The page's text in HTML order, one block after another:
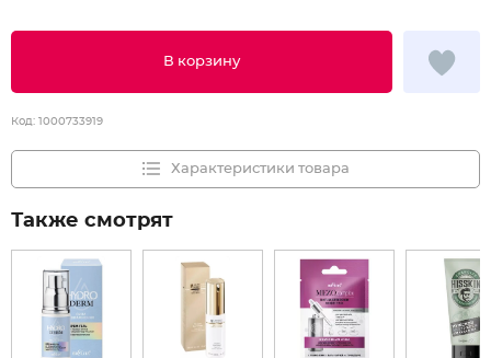
В корзину
Код: 1000733919
Характеристики товара
Также смотрят